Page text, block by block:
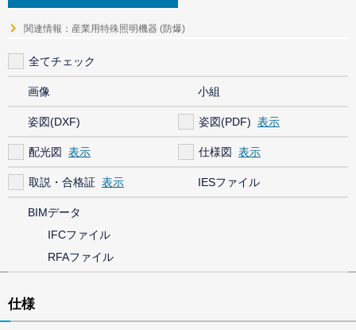
関連情報：産業用特殊照明機器 (防爆)
全てチェック
画像 小組
姿図(DXF) 姿図(PDF)
配光図 仕様図
取説・合格証 IESファイル
BIMデータ
IFCファイル
RFAファイル
仕様